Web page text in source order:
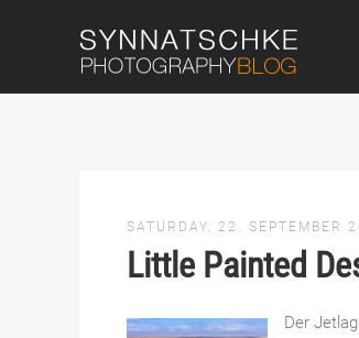
SATURDAY, 22. SEPTEMBER
Little Painted
Der